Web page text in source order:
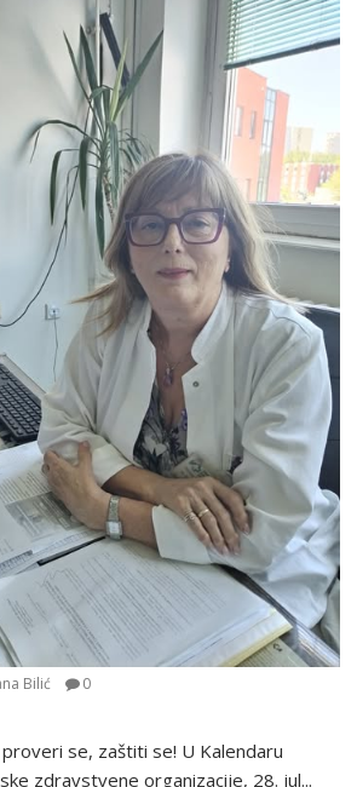
Bilić 0
se, zaštiti se! U Kalendaru
zdravstvene organizacije, 28. jul...